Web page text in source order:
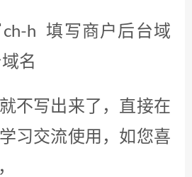
h 填写商户后台域
名
不写出来了，直接在
习交流使用，如您喜